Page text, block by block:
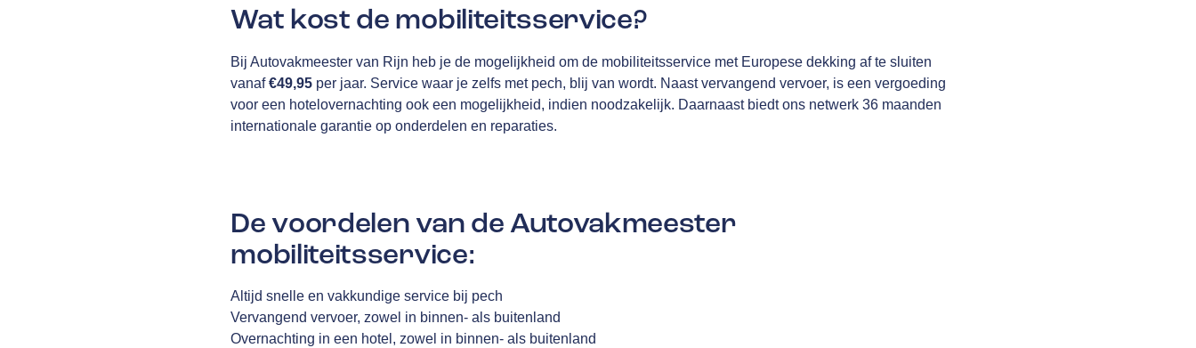
Wat kost de mobiliteitsservice?
Bij Autovakmeester van Rijn heb je de mogelijkheid om de mobiliteitsservice met Europese dekking af te sluiten
vanaf€49,95 per jaar. Service waar je zelfs met pech, blij van wordt. Naast vervangend vervoer, is een vergoeding
voor een hotelovernachting ook een mogelijkheid, indien noodzakelijk. Daarnaast biedt ons netwerk 36 maanden
internationale garantie op onderdelen en reparaties.
De voordelen van de Autovakmeester
mobiliteitsservice:
Altijd snelle en vakkundige service bij pech
Vervangend vervoer, zowel in binnen- als buitenland
Overnachting in een hotel, zowel in binnen- als buitenland